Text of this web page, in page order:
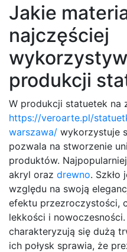
Jakie
najczęściej
produkcji
W produkcji statuetek na
https://veroarte.pl/
warszawa/ wykorzystuje
pozwala na stworzenie
produktów.
akryl oraz drewno. Szkło
względu na swoją
efektu przezroczystości,
lekkości i
charakteryzują się dużą
ich połysk sprawia, że